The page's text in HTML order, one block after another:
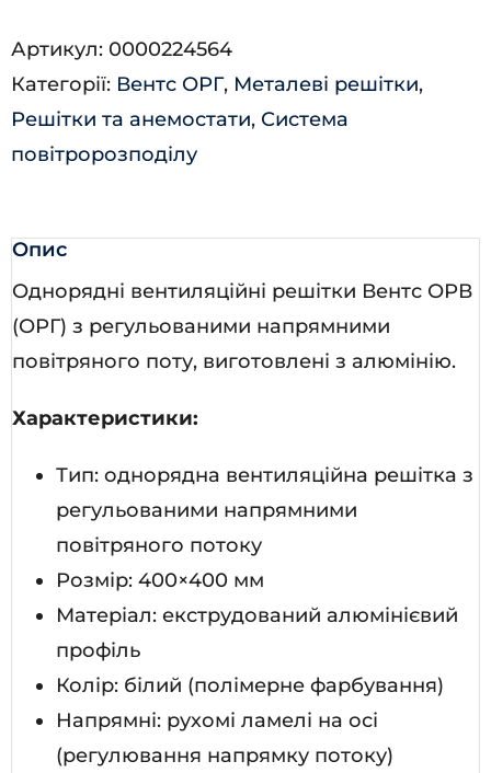
кількість
Артикул: 0000224564
Категорії: Вентс ОРГ, Металеві решітки,
Решітки та анемостати, Система
повітророзподілу
Опис
Однорядні вентиляційні решітки Вентс ОРВ
(ОРГ) з регульованими напрямними
повітряного поту, виготовлені з алюмінію.
Характеристики:
Тип: однорядна вентиляційна решітка з
регульованими напрямними
повітряного потоку
Розмір: 400×400 мм
Матеріал: екструдований алюмінієвий
профіль
Колір: білий (полімерне фарбування)
Напрямні: рухомі ламелі на осі
(регулювання напрямку потоку)